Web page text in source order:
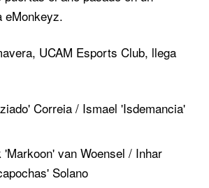
eMonkeyz.
UCAM Esports Club, llega
Correia / Ismael 'Isdemancia'
'Markoon' van Woensel / Inhar
Solano